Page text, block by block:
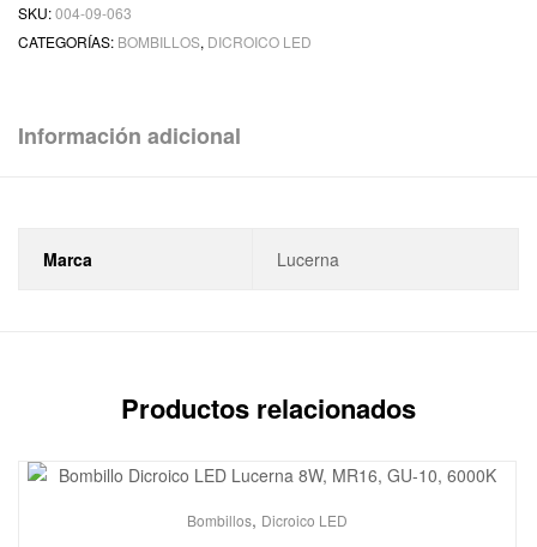
SKU:004-09-063
CATEGORÍAS: BOMBILLOS, DICROICO LED
Información adicional
Marca Lucerna
Productos relacionados
Bombillos, Dicroico LED